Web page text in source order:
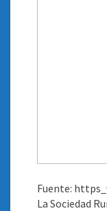
Fuente:
La Sociedad